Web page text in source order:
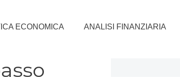
ECONOMICA ANALISI FINANZIARIA